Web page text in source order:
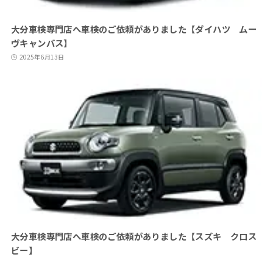
大分車検専門店へ車検のご依頼がありました【ダイハツ ムー
ヴキャンバス】
2025年6月13日
大分車検専門店へ車検のご依頼がありました【スズキ クロス
ビー】